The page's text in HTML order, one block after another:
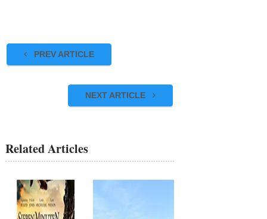
PREV ARTICLE
NEXT ARTICLE
Related Articles